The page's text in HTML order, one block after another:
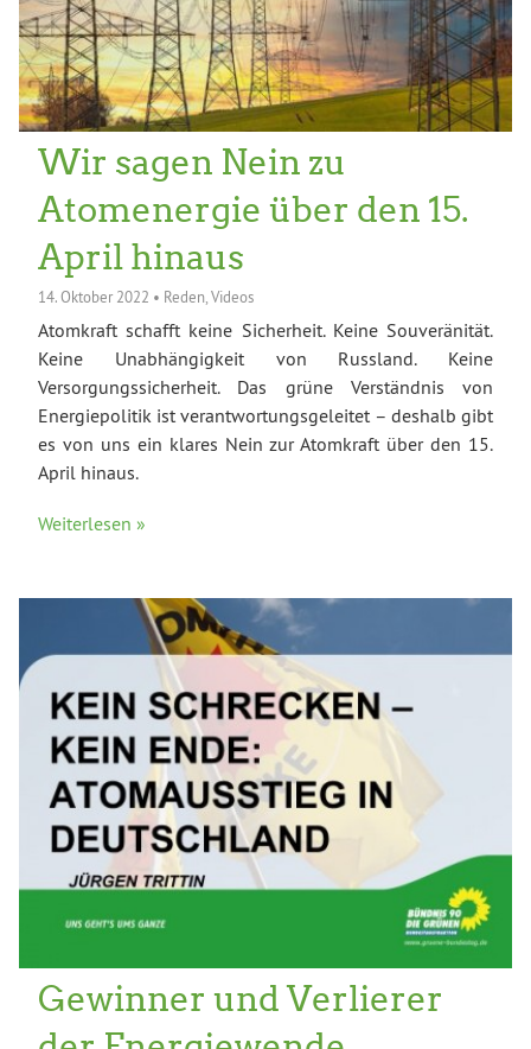
Wir sagen Nein zu
Atomenergie über den 15.
April hinaus
14. Oktober 2022 • Reden Videos
Atomkraft schafft keine Sicherheit. Keine Souveränität.
Keine Unabhängigkeit von Russland. Keine
Versorgungssicherheit. Das grüne Verständnis von
Energiepolitik ist verantwortungsgeleitet – deshalb gibt
es von uns ein klares Nein zur Atomkraft über den 15.
April hinaus.
Weiterlesen »
Gewinner und Verlierer